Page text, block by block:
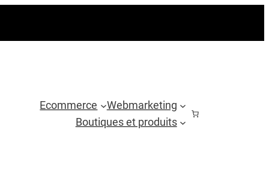
Ecommerce
Webmarketing
Boutiques et produits